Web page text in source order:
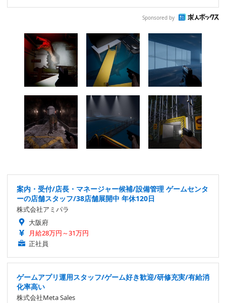
Sponsored by
案内・受付/店長・マネージャー候補/設備管理 ゲームセンタ
ーの店舗スタッフ/38店舗展開中 年休120日
株式会社アミパラ
大阪府
月給28万円～31万円
正社員
ゲームアプリ運用スタッフ/ゲーム好き歓迎/研修充実/有給消
化率高い
株式会社Meta Sales